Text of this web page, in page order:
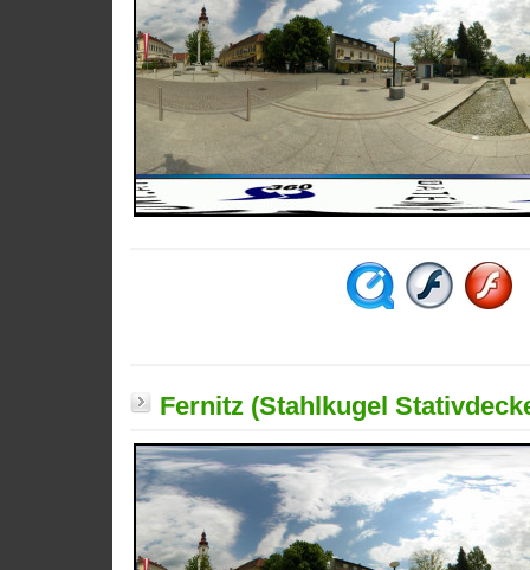
Fernitz (Stahlkugel